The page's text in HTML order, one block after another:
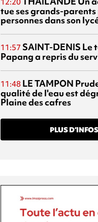
tue ses grands-parents
personnes dans son
11:57 SAINT-DENIS Le
Papang a repris du
11:48 LE TAMPON
qualité de l'eau est
Plaine des cafres
PLUS D’INFOS